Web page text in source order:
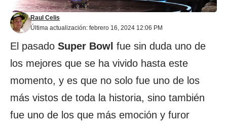
Última actualización: febrero 16, 2024 12:06 PM
Raul Celis
El pasado Super Bowl fue sin duda uno de
los mejores que se ha vivido hasta este
momento, y es que no solo fue uno de los
más vistos de toda la historia, sino también
fue uno de los que más emoción y furor